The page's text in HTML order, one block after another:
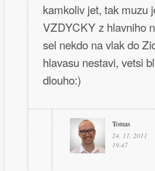
kamkoliv jet, tak muzu
VZDYCKY z hlavniho
sel nekdo na vlak do
hlavasu nestavi, vetsi
dlouho:)
Tomas
24. 11. 2011
19.47